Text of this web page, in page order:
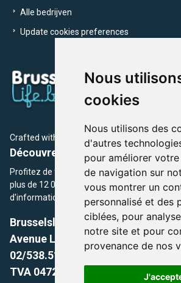
Nous
cookies
Nous utilisons des
d'autres
pour améliorer
de navigation sur
vous montrer un
personnalisé et des
ciblées, pour
notre site et pour
provenance de nos
Alle bedrijven
Update cookies preferences
Crafted with by Brusselslife Team
Découvrez plus de 12 000
Profitez de toutes les sections de
plus de 12 000 adresses et un grand choix
d'informations et de conseils et astuces de
Brusselslife.be
Avenue Louise, 500 -1050 Ixelles,
02/538.51.49.
TVA 0472.281.221